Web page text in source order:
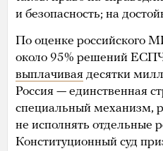
и безопасность; на
По оценке российского
около 95% решений
выплачивая десятки
Россия — единственная
специальный механизм,
не исполнять
Конституционный суд